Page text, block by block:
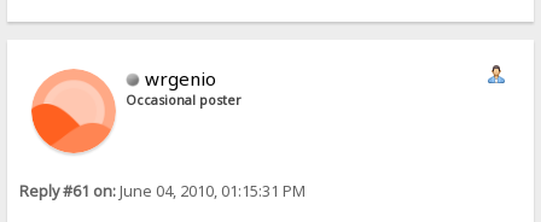
wrgenio
Occasional poster
Reply #61 on:June 04, 2010, 01:15:31 PM